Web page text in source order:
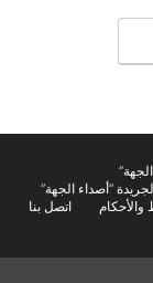
“أصداء الجهة”
اتصل بنا